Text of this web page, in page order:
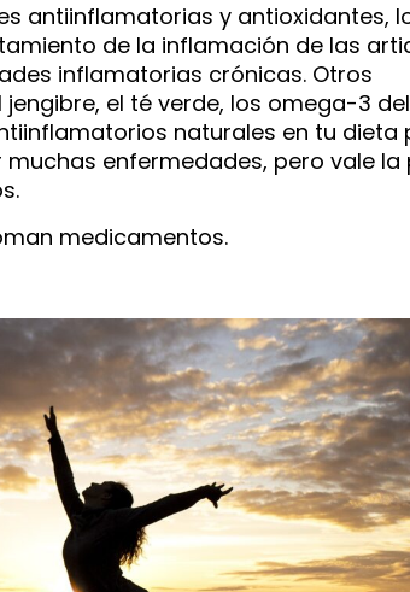
antiinflamatorias y antioxidantes,
de la inflamación de las
inflamatorias crónicas. Otros
el té verde, los omega-3
naturales en tu dieta
enfermedades, pero vale la
medicamentos.